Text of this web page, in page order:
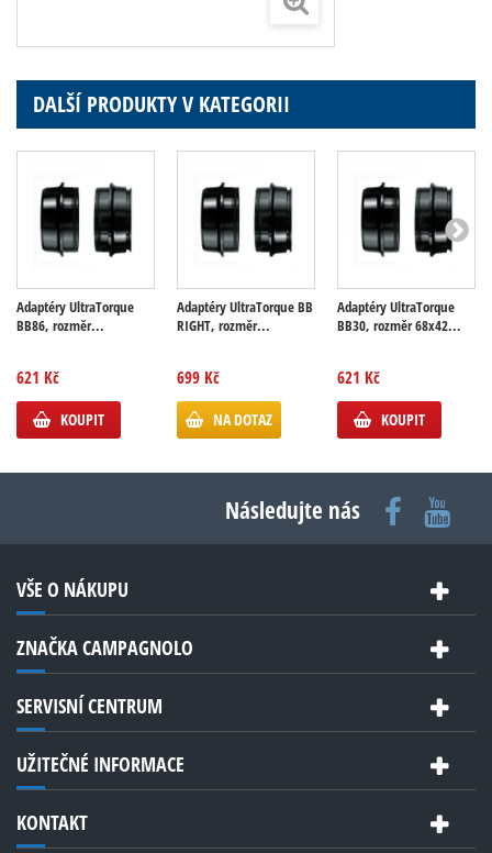
DALŠÍ PRODUKTY V KATEGORII
Adaptéry UltraTorque
BB86, rozměr...
621 Kč
KOUPIT
Adaptéry UltraTorque BB
RIGHT, rozměr...
699 Kč
NA DOTAZ
Adaptéry UltraTorque
BB30, rozměr 68x42...
621 Kč
KOUPIT
Následujte nás
VŠE O NÁKUPU
ZNAČKA CAMPAGNOLO
SERVISNÍ CENTRUM
UŽITEČNÉ INFORMACE
KONTAKT